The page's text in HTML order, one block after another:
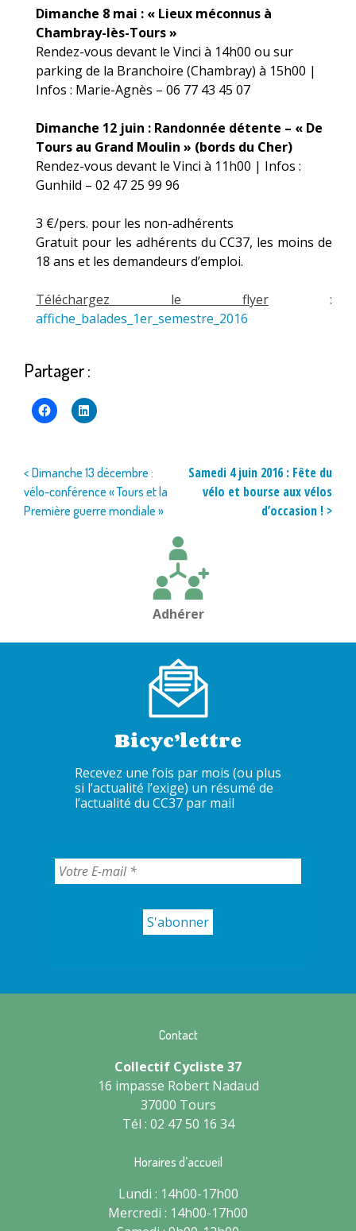
Dimanche 8 mai : « Lieux méconnus à
Chambray-lès-Tours »
Rendez-vous devant le Vinci à 14h00 ou sur
parking de la Branchoire (Chambray) à 15h00 |
Infos : Marie-Agnès – 06 77 43 45 07
Dimanche 12 juin : Randonnée détente – « De
Tours au Grand Moulin » (bords du Cher)
Rendez-vous devant le Vinci à 11h00 | Infos :
Gunhild – 02 47 25 99 96
3 €/pers. pour les non-adhérents
Gratuit pour les adhérents du CC37, les moins de
18 ans et les demandeurs d’emploi.
Téléchargez le flyer :
affiche_balades_1er_semestre_2016
Partager :
Navigation
de
< Dimanche 13 décembre :
vélo-conférence « Tours et la
Première guerre mondiale »
Samedi 4 juin 2016 : Fête du
vélo et bourse aux vélos
d’occasion ! >
Adhérer
Bicyc’lettre
Recevez une fois par mois (ou plus
si l’actualité l’exige) un résumé de
l’actualité du CC37 par mail
Contact
Collectif Cycliste 37
16 impasse Robert Nadaud
37000 Tours
Tél : 02 47 50 16 34
Horaires d’accueil
Lundi : 14h00-17h00
Mercredi : 14h00-17h00